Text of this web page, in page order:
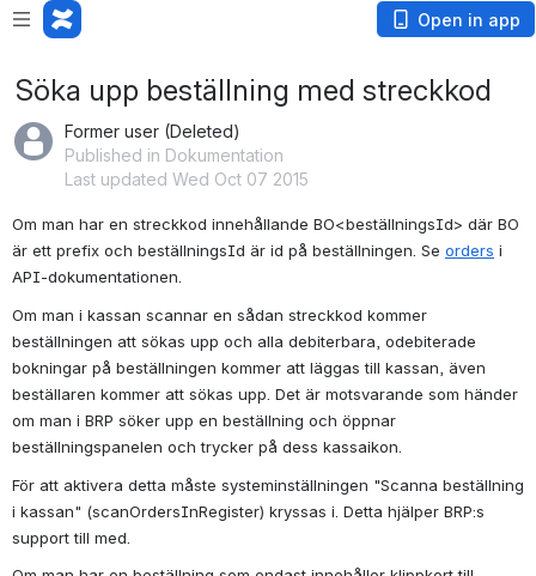
Open in app
Söka upp beställning med streckkod
Former user (Deleted)
Published in Dokumentation
Last updated Wed Oct 07 2015
Om man har en streckkod innehållande BO<beställningsId> där BO
är ett prefix och beställningsId är id på beställningen. Se orders i
API-dokumentationen.
Om man i kassan scannar en sådan streckkod kommer
beställningen att sökas upp och alla debiterbara, odebiterade
bokningar på beställningen kommer att läggas till kassan, även
beställaren kommer att sökas upp. Det är motsvarande som händer
om man i BRP söker upp en beställning och öppnar
beställningspanelen och trycker på dess kassaikon.
För att aktivera detta måste systeminställningen "Scanna beställning
i kassan" (scanOrdersInRegister) kryssas i. Detta hjälper BRP:s
support till med.